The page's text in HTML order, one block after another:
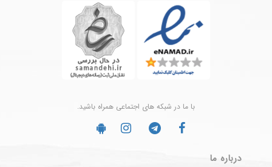
با ما در شبکه های اجتماعی همراه باشید.
درباره ما